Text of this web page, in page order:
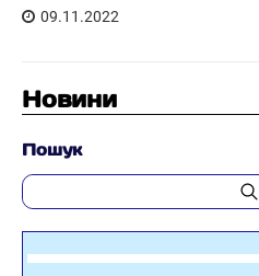
09.11.2022
Новини
Пошук